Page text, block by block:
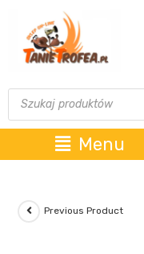
Menu
Previous Product